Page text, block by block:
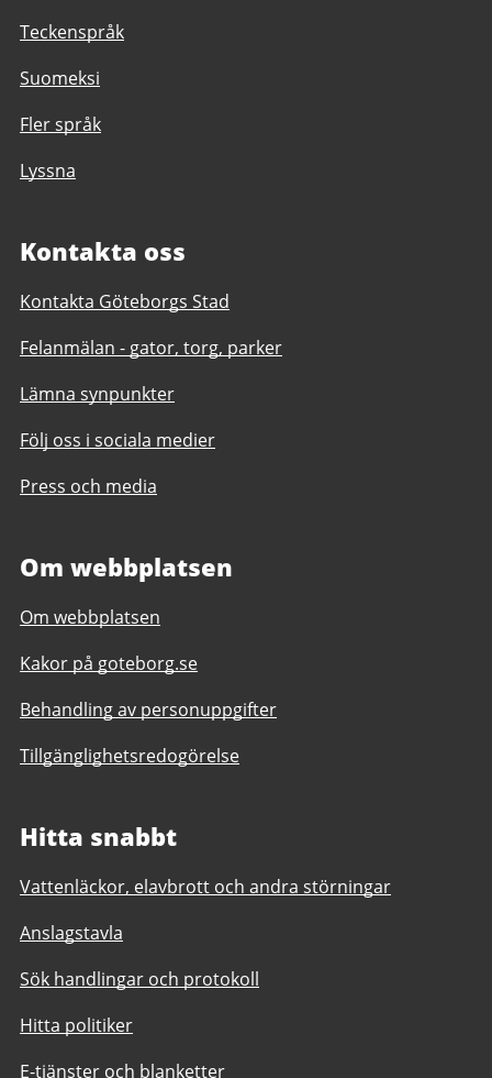
Teckenspråk
Suomeksi
Fler språk
Lyssna
Kontakta oss
Kontakta Göteborgs Stad
Felanmälan - gator, torg, parker
Lämna synpunkter
Följ oss i sociala medier
Press och media
Om webbplatsen
Om webbplatsen
Kakor på goteborg.se
Behandling av personuppgifter
Tillgänglighetsredogörelse
Hitta snabbt
Vattenläckor, elavbrott och andra störningar
Anslagstavla
Sök handlingar och protokoll
Hitta politiker
E-tjänster och blanketter